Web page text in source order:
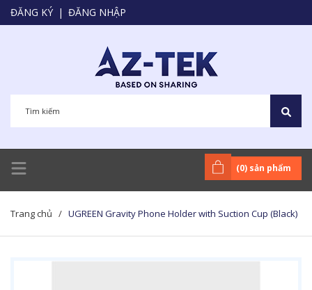
ĐĂNG KÝ | ĐĂNG NHẬP
(0) sản phẩm
Trang chủ / UGREEN Gravity Phone Holder with Suction Cup (Black)